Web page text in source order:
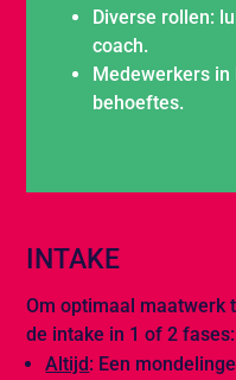
Diverse rollen:
coach.
Medewerkers
behoeftes.
INTAKE
Om optimaal maatwerk
de intake in 1 of 2 fases:
Altijd: Een